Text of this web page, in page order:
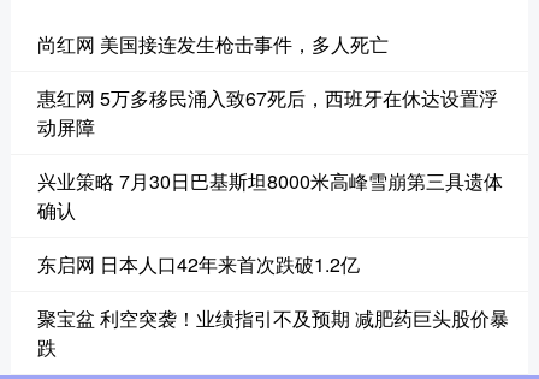
尚红网 美国接连发生枪击事件，多人死亡
惠红网 5万多移民涌入致67死后，西班牙在休达设置浮
动屏障
兴业策略 7月30日巴基斯坦8000米高峰雪崩第三具遗体
确认
东启网 日本人口42年来首次跌破1.2亿
聚宝盆 利空突袭！业绩指引不及预期 减肥药巨头股价暴
跌